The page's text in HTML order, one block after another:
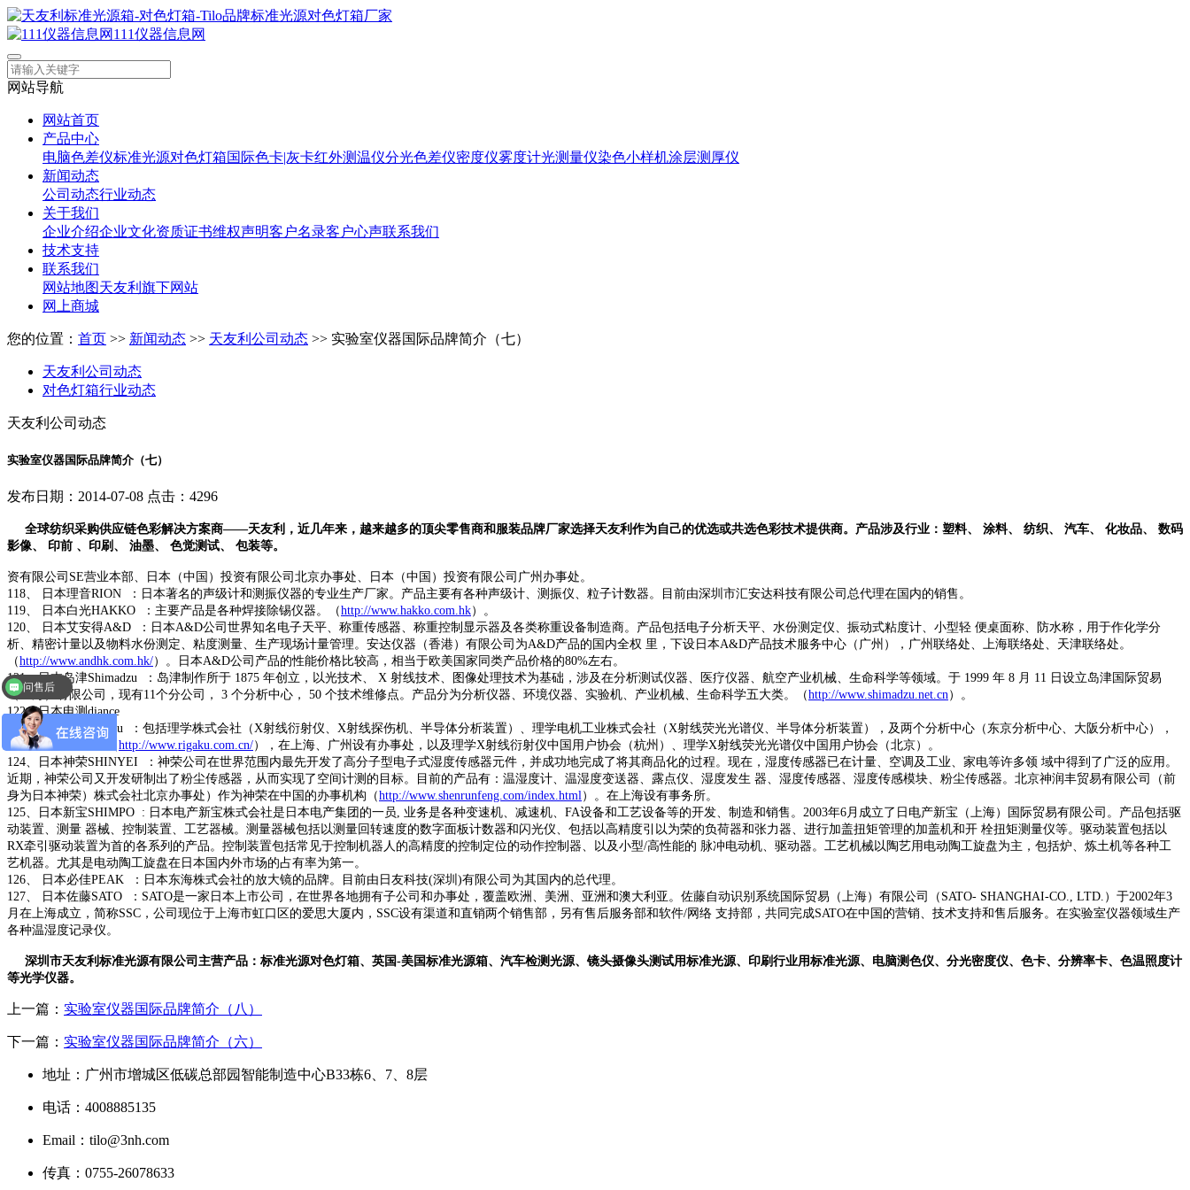
111仪器信息网
网站导航
网站首页
产品中心
电脑色差仪标准光源对色灯箱国际色卡|灰卡红外测温仪分光色差仪密度仪雾度计光测量仪染色小样机涂层测厚仪
新闻动态
公司动态行业动态
关于我们
企业介绍企业文化资质证书维权声明客户名录客户心声联系我们
技术支持
联系我们
网站地图天友利旗下网站
网上商城
您的位置： 首页 >> 新闻动态 >> 天友利公司动态 >> 实验室仪器国际品牌简介（七）
天友利公司动态
对色灯箱行业动态
天友利公司动态
实验室仪器国际品牌简介（七）
发布日期：2014-07-08 点击：4296
全球纺织采购供应链色彩解决方案商——天友利，近几年来，越来越多的顶尖零售商和服装品牌厂家选择天友利作为自己的优选或共选色彩技术提供商。产品涉及行业：塑料、 涂料、 纺织、 汽车、 化妆品、 数码
影像、 印前 、印刷、 油墨、 色觉测试、 包装等。
资有限公司 SE营业本部、日本（中国）投资有限公司北京办事处、日本（中国）投资有限公司广州办事处。
118、 日本理音RION
：日本著名的声级计和测振仪器的专业生产厂家。产品主要有各种声级计、测振仪、粒子计数器。目前由深圳市汇安达科技有限公司总代理在国内的销售。
119、 日本白光HAKKO ：主要产品是各种焊接除锡仪器。（http://www.hakko.com.hk）。
120、 日本艾安得A&D ：日本A&D公司世界知名电子天平、称重传感器、称重控制显示器及各类称重设备制造商。产品包括电子分析天平、水份测定仪、振动式粘度计、小型轻 便桌面称、防水称，用于作化学分
析、精密计量以及物料水份测定、粘度测量、生产现场计量管理。安达仪器（香港）有限公司为A&D产品的国内全权 里，下设日本A&D产品技术服务中心（广州），广州联络处、上海联络处、天津联络处。
（http://www.andhk.com.hk/）。日本A&D公司产品的性能价格比较高，相当于欧美国家同类产品价格的80%左右。
121、日本岛津Shimadzu ：岛津制作所于 1875 年创立，以光技术、 X 射线技术、图像处理技术为基础，涉及在分析测试仪器、医疗仪器、航空产业机械、生命科学等领域。于 1999 年 8 月 11 日设立岛津国际贸易
（上海）有限公司，现有11个分公司， 3 个分析中心， 50 个技术维修点。产品分为分析仪器、环境仪器、实验机、产业机械、生命科学五大类。（http://www.shimadzu.net.cn）。
122、日本电测diance
123、日本理学Rigaku ：包括理学株式会社（X射线衍射仪、 X射线探伤机、半导体分析装置）、理学电机工业株式会社（X射线荧光光谱仪、半导体分析装置），及两个分析中心（东京分析中心、大阪分析中心），
在北京设有事务所（ http://www.rigaku.com.cn/），在上海、广州设有办事处，以及理学X射线衍射仪中国用户协会（杭州）、理学X射线荧光光谱仪中国用户协会（北京）。
124、 日本神荣SHINYEI ：神荣公司在世界范围内最先开发了高分子型电子式湿度传感器元件，并成功地完成了将其商品化的过程。现在，湿度传感器已在计量、空调及工业、家电等许多领 域中得到了广泛的应用。
近期，神荣公司又开发研制出了粉尘传感器，从而实现了空间计测的目标。目前的产品有：温湿度计、温湿度变送器、露点仪、湿度发生 器、湿度传感器、湿度传感模块、粉尘传感器。北京神润丰贸易有限公司（前
身为日本神荣）株式会社北京办事处）作为神荣在中国的办事机构（http://www.shenrunfeng.com/index.html）。在上海设有事务所。
125、 日本新宝SHIMPO : 日本电产新宝株式会社是日本电产集团的一员, 业务是各种变速机、减速机、 FA设备和工艺设备等的开发、制造和销售。 2003年6月成立了日电产新宝（上海）国际贸易有限公司。产品包括驱
动装置、测量 器械、控制装置、工艺器械。测量器械包括以测量回转速度的数字面板计数器和闪光仪、包括以高精度引以为荣的负荷器和张力器、进行加盖扭矩管理的加盖机和开 栓扭矩测量仪等。驱动装置包括以
RX牵引驱动装置为首的各系列的产品。控制装置包括常见于控制机器人的高精度的控制定位的动作控制器、以及小型/高性能的 脉冲电动机、驱动器。工艺机械以陶艺用电动陶工旋盘为主，包括炉、炼土机等各种工
艺机器。尤其是电动陶工旋盘在日本国内外市场的占有率为第一。
126、
日本必佳PEAK ：日本东海株式会社的放大镜的品牌。目前由日友科技(深圳 )有限公司为其国内的总代理。
127、 日本佐藤SATO ： SATO是一家日本上市公司，在世界各地拥有子公司和办事处，覆盖欧洲、美洲、亚洲和澳大利亚。佐藤自动识别系统国际贸易（上海）有限公司（ SATO- SHANGHAI-CO., LTD. ）于2002年3
月在上海成立，简称SSC ，公司现位于上海市虹口区的爱思大厦内， SSC设有渠道和直销两个销售部，另有售后服务部和软件/网络 支持部，共同完成SATO在中国的营销、技术支持和售后服务。在实验室仪器领域生产
各种温湿度记录仪。
深圳市天友利标准光源有限公司主营产品：标准光源对色灯箱、英国-美国标准光源箱、汽车检测光源、镜头摄像头测试用标准光源、印刷行业用标准光源、电脑测色仪、分光密度仪、色卡、分辨率卡、色温照度计
等光学仪器。
上一篇： 实验室仪器国际品牌简介（八）
下一篇： 实验室仪器国际品牌简介（六）
地址：广州市增城区低碳总部园智能制造中心B33栋6、7、8层
电话：4008885135
Email：tilo@3nh.com
传真：0755-26078633
问售后